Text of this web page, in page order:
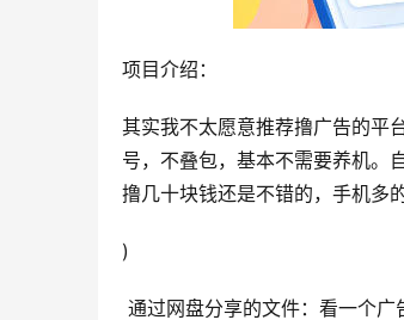
项目介绍：
其实我不太愿意推荐撸广告的平
号，不叠包，基本不需要养机。
撸几十块钱还是不错的，手机多
)